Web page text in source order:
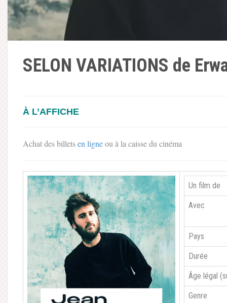
SELON VARIATIONS de
À L’AFFICHE
Achat des billetsen ligneou à la caisse du cinéma
Un film de
Avec
Pays
Durée
Âge légal
Genre